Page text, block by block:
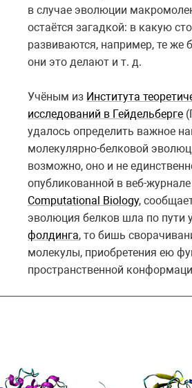
в случае эволюции
остаётся загадкой: в какую
развиваются, например, те же
они это делают и т. д.
Учёным из Института
исследований в Гейдельберге
удалось определить важное
молекулярно-белковой
возможно, оно и не
опубликованной в веб-журнале
Computational Biology,
эволюция белков шла по пути
фолдинга, то бишь
молекулы, приобретения ею
пространственной